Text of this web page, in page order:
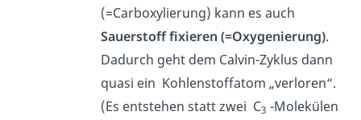
(=Carboxylierung) kann es auch
Sauerstoff fixieren (=Oxygenierung).
Dadurch geht dem Calvin-Zyklus dann
quasi ein Kohlenstoffatom „verloren“.
(Es entstehen statt zwei C3 -Molekülen